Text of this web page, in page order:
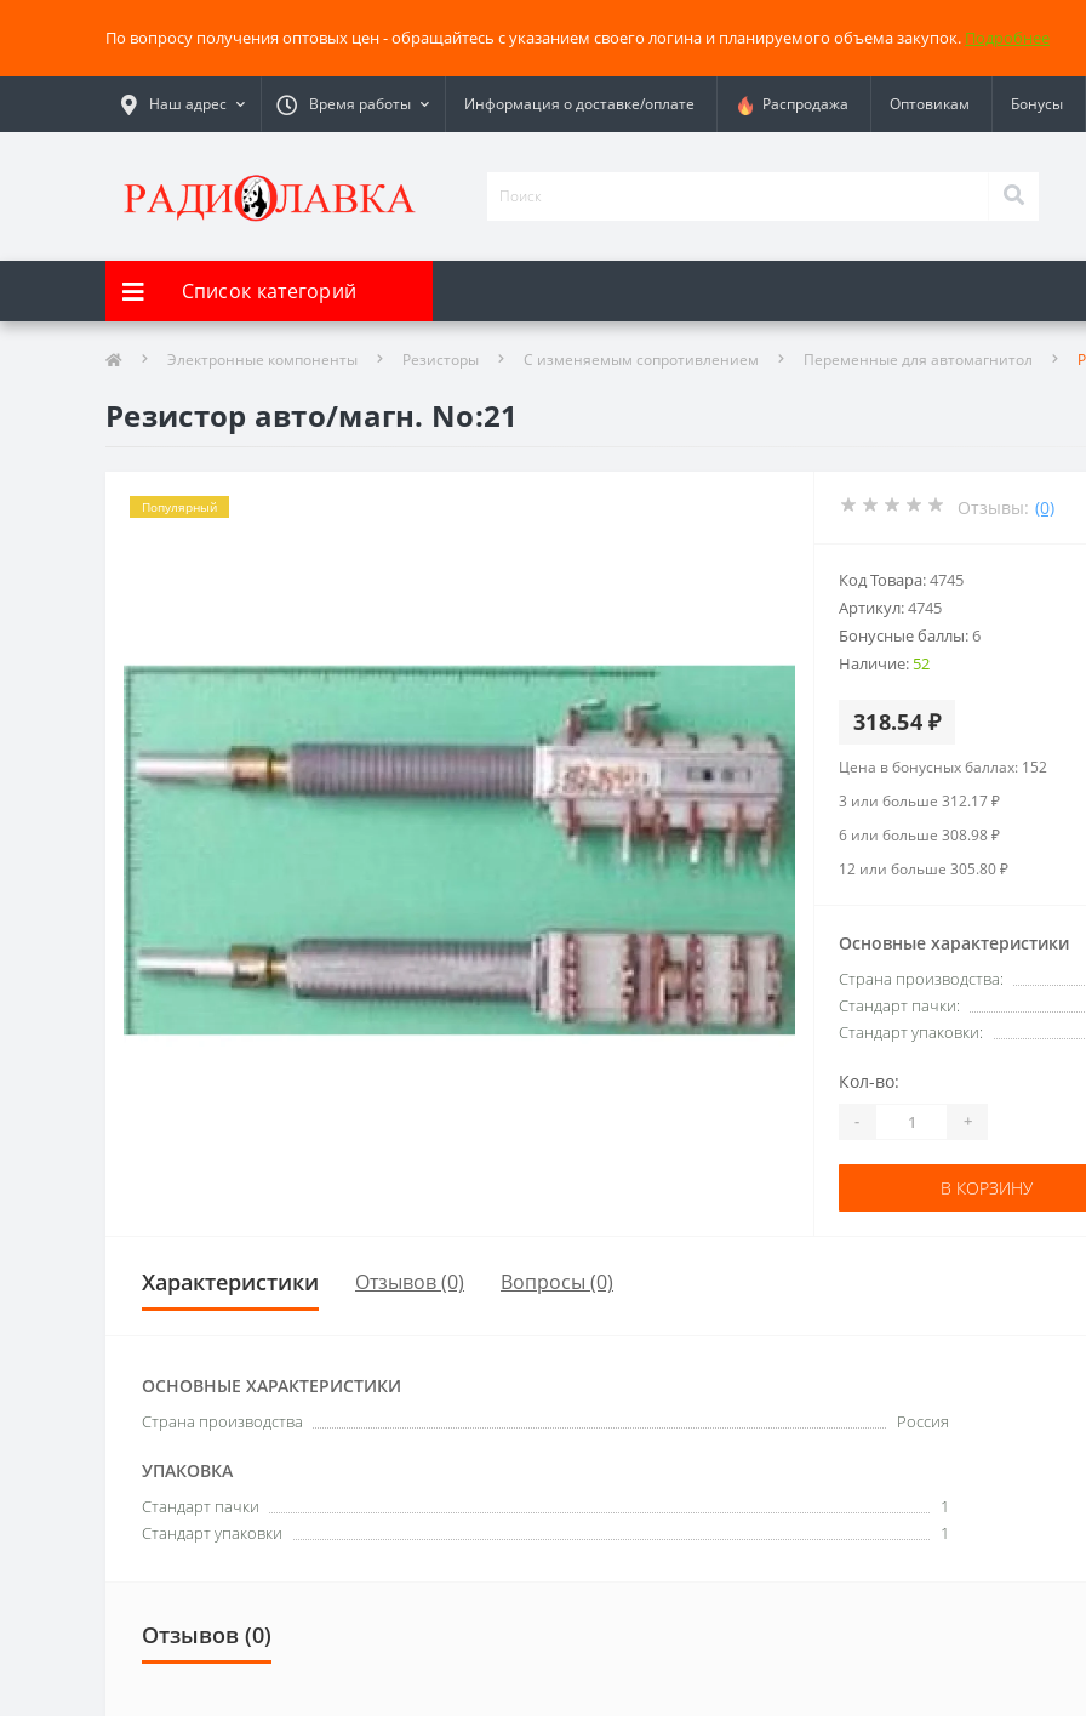
По вопросу получения оптовых цен - обращайтесь с указанием своего логина и планируемого объема закупок. Подробнее
Наш адрес Время работы Информация о доставке/оплате Распродажа Оптовикам Бонусы
Список категорий
Электронные компоненты Резисторы С изменяемым сопротивлением Переменные для автомагнитол
Резистор авто/магн. No:21
Популярный Отзывы: (0)
Код Товара:4745
Артикул:4745
Бонусные баллы:6
Наличие: 52
318.54 ₽
Цена в бонусных баллах: 152
3 или больше 312.17 ₽
6 или больше 308.98 ₽
12 или больше 305.80 ₽
Основные характеристики
Страна производства:
Стандарт пачки:
Стандарт упаковки:
Кол-во:
- +
В КОРЗИНУ
Характеристики Отзывов (0) Вопросы (0)
ОСНОВНЫЕ ХАРАКТЕРИСТИКИ
Страна производства Россия
УПАКОВКА
Стандарт пачки
1
Стандарт упаковки
1
Отзывов (0)